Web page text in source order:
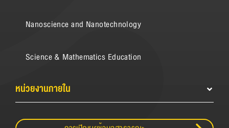
Nanoscience and Nanotechnology
Science & Mathematics Education
หน่วยงานภายใน